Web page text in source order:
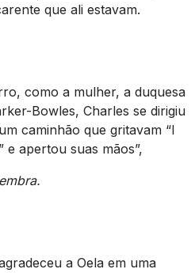
que ali estavam.
como a mulher, a duquesa
Bowles, Charles se dirigiu
caminhão que gritavam “I
e apertou suas mãos”,
a Oela em uma